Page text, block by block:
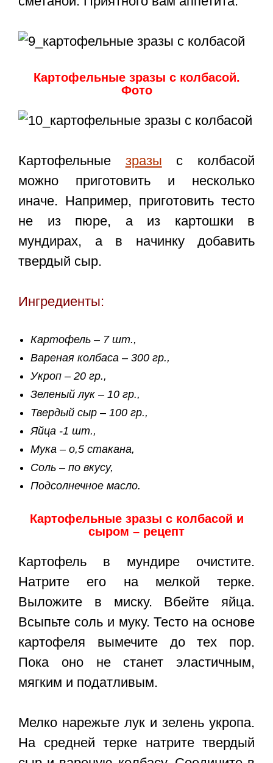
Картофельные зразы с колбасой.
Фото
Картофельные зразы с колбасой
можно приготовить и несколько
иначе. Например, приготовить тесто
не из пюре, а из картошки в
мундирах, а в начинку добавить
твердый сыр.
Ингредиенты:
Картофель – 7 шт.,
Вареная колбаса – 300 гр.,
Укроп – 20 гр.,
Зеленый лук – 10 гр.,
Твердый сыр – 100 гр.,
Яйца -1 шт.,
Мука – о,5 стакана,
Соль – по вкусу,
Подсолнечное масло.
Картофельные зразы с колбасой и
сыром – рецепт
Картофель в мундире очистите.
Натрите его на мелкой терке.
Выложите в миску. Вбейте яйца.
Всыпьте соль и муку. Тесто на основе
картофеля вымечите до тех пор.
Пока оно не станет эластичным,
мягким и податливым.
Мелко нарежьте лук и зелень укропа.
На средней терке натрите твердый